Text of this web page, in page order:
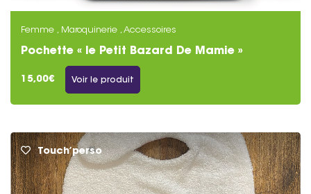
Femme , Maroquinerie , Accessoires
Pochette « le Petit Bazard De Mamie »
15,00€ Voir le produit
Touch’perso